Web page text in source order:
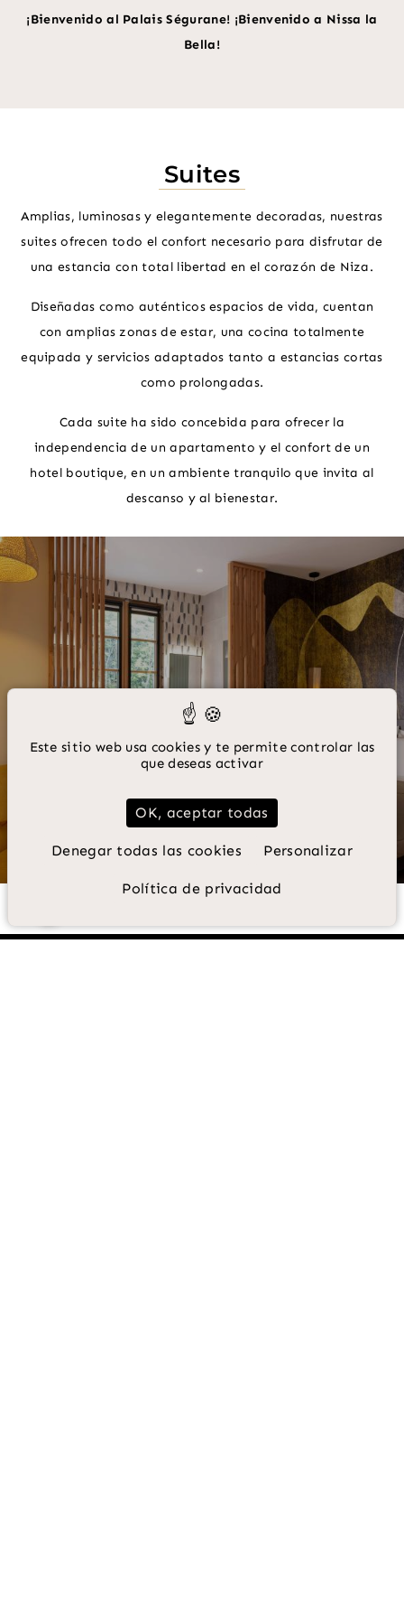
22 rue Catherine Ségurane Nice 06300 France
04 65 00 09 85
reservations@palaissegurane.com
¡Bienvenido al Palais Ségurane! ¡Bienvenido a Nissa la
Bella!
Suites
Amplias, luminosas y elegantemente decoradas, nuestras
suites ofrecen todo el confort necesario para disfrutar de
una estancia con total libertad en el corazón de Niza.
Diseñadas como auténticos espacios de vida, cuentan
con amplias zonas de estar, una cocina totalmente
equipada y servicios adaptados tanto a estancias cortas
como prolongadas.
Cada suite ha sido concebida para ofrecer la
independencia de un apartamento y el confort de un
hotel boutique, en un ambiente tranquilo que invita al
descanso y al bienestar.
Suite Junior
Este sitio web usa cookies y te permite controlar las
que deseas activar
OK, aceptar todas
Denegar todas las cookies Personalizar
Política de privacidad